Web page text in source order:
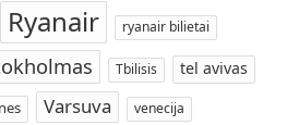
Ryanair ryanair bilietai
Tbilisis tel avivas
Varsuva venecija